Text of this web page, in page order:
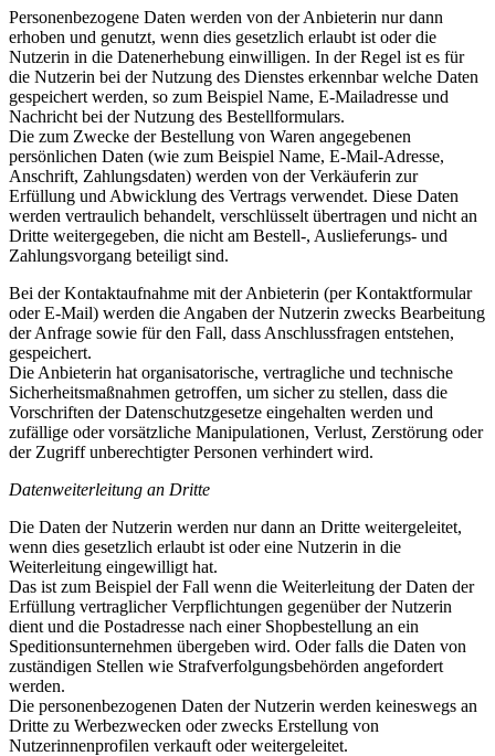
Personenbezogene Daten werden von der Anbieterin nur dann
erhoben und genutzt, wenn dies gesetzlich erlaubt ist oder die
Nutzerin in die Datenerhebung einwilligen. In der Regel ist es für
die Nutzerin bei der Nutzung des Dienstes erkennbar welche Daten
gespeichert werden, so zum Beispiel Name, E-Mailadresse und
Nachricht bei der Nutzung des Bestellformulars.
Die zum Zwecke der Bestellung von Waren angegebenen
persönlichen Daten (wie zum Beispiel Name, E-Mail-Adresse,
Anschrift, Zahlungsdaten) werden von der Verkäuferin zur
Erfüllung und Abwicklung des Vertrags verwendet. Diese Daten
werden vertraulich behandelt, verschlüsselt übertragen und nicht an
Dritte weitergegeben, die nicht am Bestell-, Auslieferungs- und
Zahlungsvorgang beteiligt sind.
Bei der Kontaktaufnahme mit der Anbieterin (per Kontaktformular
oder E-Mail) werden die Angaben der Nutzerin zwecks Bearbeitung
der Anfrage sowie für den Fall, dass Anschlussfragen entstehen,
gespeichert.
Die Anbieterin hat organisatorische, vertragliche und technische
Sicherheitsmaßnahmen getroffen, um sicher zu stellen, dass die
Vorschriften der Datenschutzgesetze eingehalten werden und
zufällige oder vorsätzliche Manipulationen, Verlust, Zerstörung oder
der Zugriff unberechtigter Personen verhindert wird.
Datenweiterleitung an Dritte
Die Daten der Nutzerin werden nur dann an Dritte weitergeleitet,
wenn dies gesetzlich erlaubt ist oder eine Nutzerin in die
Weiterleitung eingewilligt hat.
Das ist zum Beispiel der Fall wenn die Weiterleitung der Daten der
Erfüllung vertraglicher Verpflichtungen gegenüber der Nutzerin
dient und die Postadresse nach einer Shopbestellung an ein
Speditionsunternehmen übergeben wird. Oder falls die Daten von
zuständigen Stellen wie Strafverfolgungsbehörden angefordert
werden.
Die personenbezogenen Daten der Nutzerin werden keineswegs an
Dritte zu Werbezwecken oder zwecks Erstellung von
Nutzerinnenprofilen verkauft oder weitergeleitet.